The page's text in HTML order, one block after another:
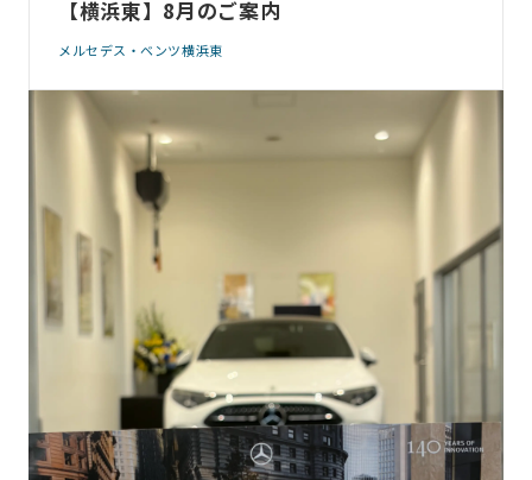
【横浜東】8月のご案内
メルセデス・ベンツ横浜東